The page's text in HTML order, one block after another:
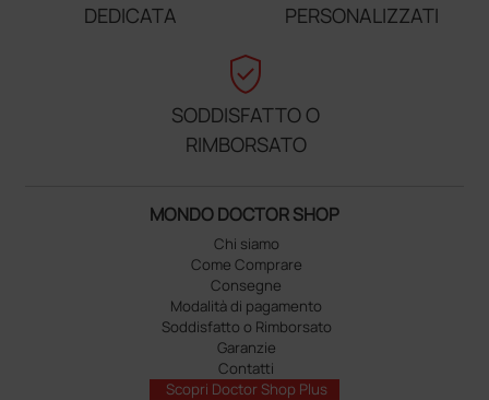
DEDICATA
PERSONALIZZATI
verified_user
SODDISFATTO O
RIMBORSATO
MONDO DOCTOR SHOP
Chi siamo
Come Comprare
Consegne
Modalità di pagamento
Soddisfatto o Rimborsato
Garanzie
Contatti
Scopri Doctor Shop Plus